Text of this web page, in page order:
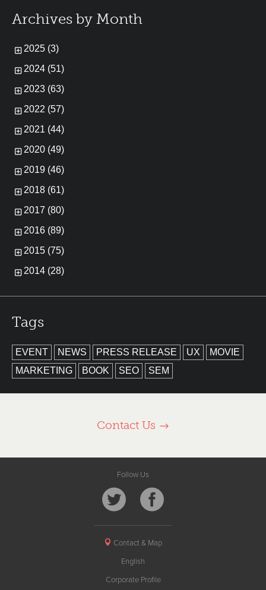
Archives by Month
2025 (3)
2024 (51)
2023 (63)
2022 (57)
2021 (44)
2020 (49)
2019 (46)
2018 (61)
2017 (80)
2016 (89)
2015 (75)
2014 (28)
Tags
EVENT NEWS PRESS RELEASE UX
MOVIE
MARKETING
BOOK SEO SEM
Contact Us
Follow Us
Contact & Map
English
Corporate Profile